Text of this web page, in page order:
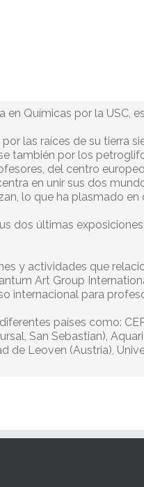
en Químicas por la USC,
las raíces de su tierra
también por los
del centro
en unir sus dos
lo que ha plasmado en
dos últimas exposiciones:
y actividades que
Art Group
internacional para
países como:
San Sebastian),
de Leoven (Austria),